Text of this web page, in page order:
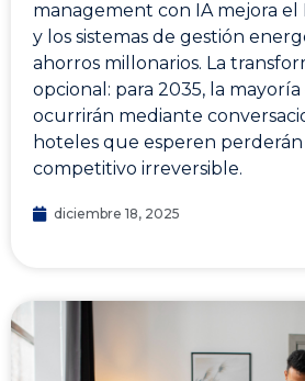
management con IA mejora el
y los sistemas de gestión
ahorros millonarios. La
opcional: para 2035, la
ocurrirán mediante
hoteles que esperen
competitivo irreversible.
diciembre 18, 2025